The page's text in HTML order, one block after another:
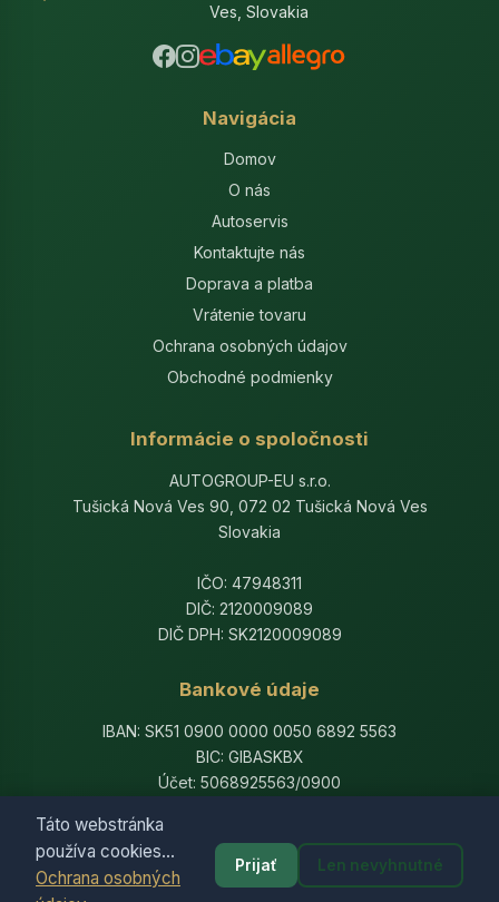
Táto webstránka
používa cookies...
Ochrana osobných
Prijať Len nevyhnutné
Ves, Slovakia
Navigácia
Domov
O nás
Autoservis
Kontaktujte nás
Doprava a platba
Vrátenie tovaru
Ochrana osobných údajov
Obchodné podmienky
Informácie o spoločnosti
AUTOGROUP-EU s.r.o.
Tušická Nová Ves 90, 072 02 Tušická Nová Ves
Slovakia
IČO: 47948311
DIČ: 2120009089
DIČ DPH: SK2120009089
Bankové údaje
IBAN: SK51 0900 0000 0050 6892 5563
BIC: GIBASKBX
Účet: 5068925563/0900